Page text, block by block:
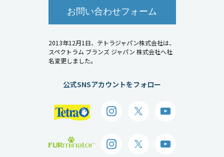
お問い合わせフォーム
2013年12月1日、テトラジャパン株式会社は、
スペクトラム ブランズ ジャパン 株式会社へ社
名変更しました。
公式SNSアカウントをフォロー